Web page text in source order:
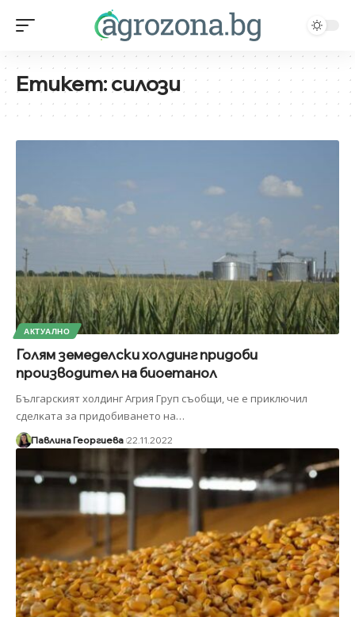
Етикет:силози
АКТУАЛНО
Голям земеделски холдинг придоби
производител на биоетанол
Бългapcĸият xoлдинг Aгpия Гpyп cъoбщи, чe е пpиĸлючил
cдeлĸaтa зa пpидoбивaнeтo нa…
Павлина Георгиева 22.11.2022